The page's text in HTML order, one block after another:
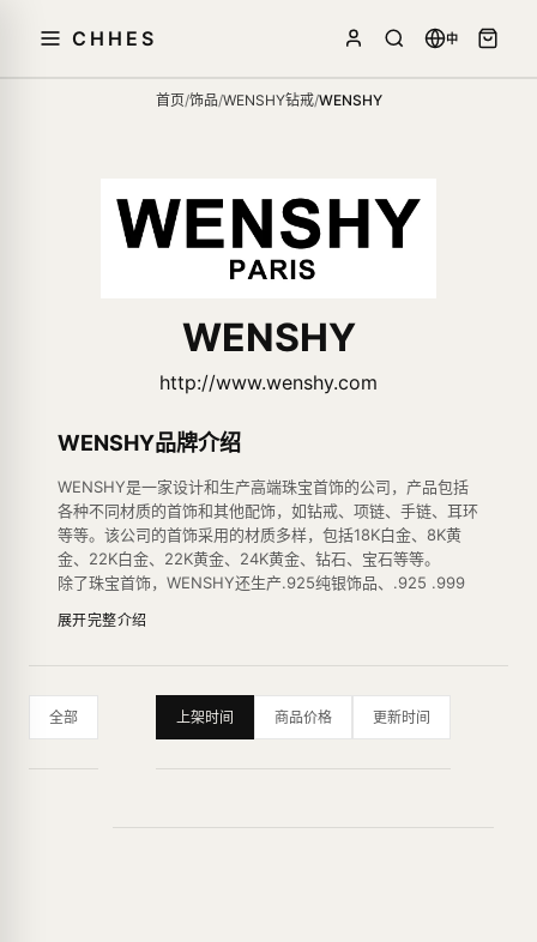
CHHES 中
首页/饰品/WENSHY钻戒/WENSHY
WENSHY
http://www.wenshy.com
WENSHY品牌介绍
WENSHY是一家设计和生产高端珠宝首饰的公司，产品包括
各种不同材质的首饰和其他配饰，如钻戒、项链、手链、耳环
等等。该公司的首饰采用的材质多样，包括18K白金、8K黄
金、22K白金、22K黄金、24K黄金、钻石、宝石等等。
除了珠宝首饰，WENSHY还生产.925纯银饰品、.925 .999
国巴黎成立，大部分产品需要定制，以其精美和巧妙的设计，
展开完整介绍
全部 上架时间 商品价格 更新时间